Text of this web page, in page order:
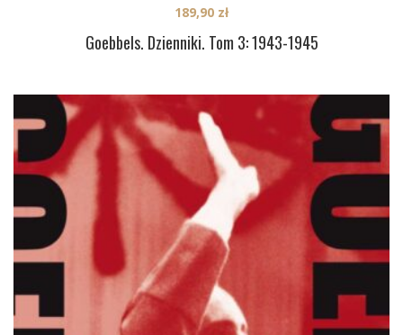
Goebbels. Dzienniki. Tom 3: 1943-1945
189,90 zł